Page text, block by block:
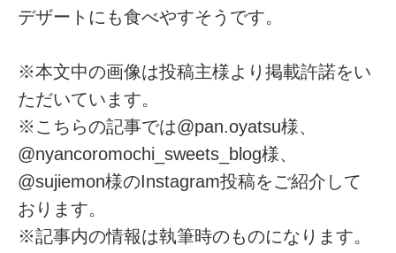
デザートにも食べやすそうです。
※本文中の画像は投稿主様より掲載許諾をい
ただいています。
※こちらの記事では@pan.oyatsu様、
@nyancoromochi_sweets_blog様、
@sujiemon様のInstagram投稿をご紹介して
おります。
※記事内の情報は執筆時のものになります。